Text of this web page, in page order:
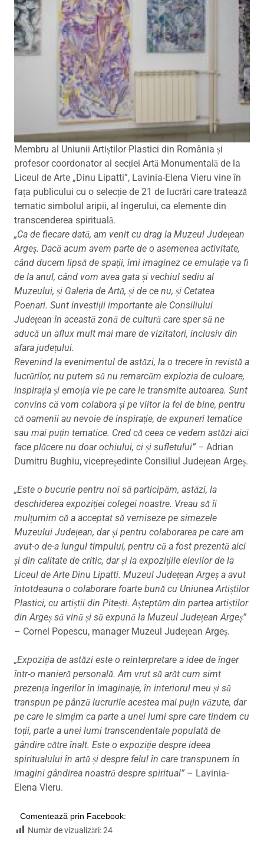
Membru al Uniunii Artiștilor Plastici din România și
profesor coordonator al secției Artă Monumentală de la
Liceul de Arte „Dinu Lipatti”, Lavinia-Elena Vieru vine în
fața publicului cu o selecție de 21 de lucrări care tratează
tematic simbolul aripii, al îngerului, ca elemente din
transcenderea spirituală.
„Ca de fiecare dată, am venit cu drag la Muzeul Județean
Argeș. Dacă acum avem parte de o asemenea activitate,
când ducem lipsă de spații, îmi imaginez ce emulație va fi
de la anul, când vom avea gata și vechiul sediu al
Muzeului, și Galeria de Artă, și de ce nu, și Cetatea
Poenari. Sunt investiții importante ale Consiliului
Județean în această zonă de cultură care sper să ne
aducă un aflux mult mai mare de vizitatori, inclusiv din
afara județului.
Revenind la evenimentul de astăzi, la o trecere în revistă a
lucrărilor, nu putem să nu remarcăm explozia de culoare,
inspirația și emoția vie pe care le transmite autoarea. Sunt
convins că vom colabora și pe viitor la fel de bine, pentru
că oamenii au nevoie de inspirație, de expuneri tematice
sau mai puțin tematice. Cred că ceea ce vedem astăzi aici
face plăcere nu doar ochiului, ci și sufletului” – Adrian
Dumitru Bughiu, vicepreședinte Consiliul Județean Argeș.
„Este o bucurie pentru noi să participăm, astăzi, la
deschiderea expoziției colegei noastre. Vreau să îi
mulțumim că a acceptat să verniseze pe simezele
Muzeului Județean, dar și pentru colaborarea pe care am
avut-o de-a lungul timpului, pentru că a fost prezentă aici
și din calitate de critic, dar și la expozițiile elevilor de la
Liceul de Arte Dinu Lipatti. Muzeul Județean Argeș a avut
întotdeauna o colaborare foarte bună cu Uniunea Artiștilor
Plastici, cu artiștii din Pitești. Așteptăm din partea artiștilor
din Argeș să vină și să expună la Muzeul Județean Argeș”
– Cornel Popescu, manager Muzeul Județean Argeș.
„Expoziția de astăzi este o reinterpretare a idee de înger
într-o manieră personală. Am vrut să arăt cum simt
prezența îngerilor în imaginație, în interiorul meu și să
transpun pe pânză lucrurile acestea mai puțin văzute, dar
pe care le simțim ca parte a unei lumi spre care tindem cu
toții, parte a unei lumi transcendentale populată de
gândire către înalt. Este o expoziție despre ideea
spiritualului în artă și despre felul în care transpunem în
imagini gândirea noastră despre spiritual” – Lavinia-
Elena Vieru.
Comentează prin Facebook:
Număr de vizualizări:24